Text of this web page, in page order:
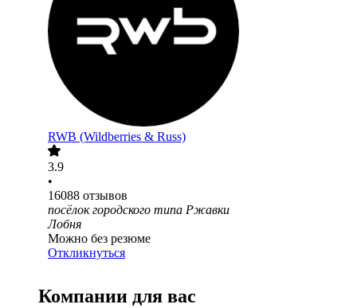
RWB (Wildberries & Russ)
3.9
•
16088 отзывов
посёлок городского типа Ржавки
Лобня
Можно без резюме
Откликнуться
Компании для вас